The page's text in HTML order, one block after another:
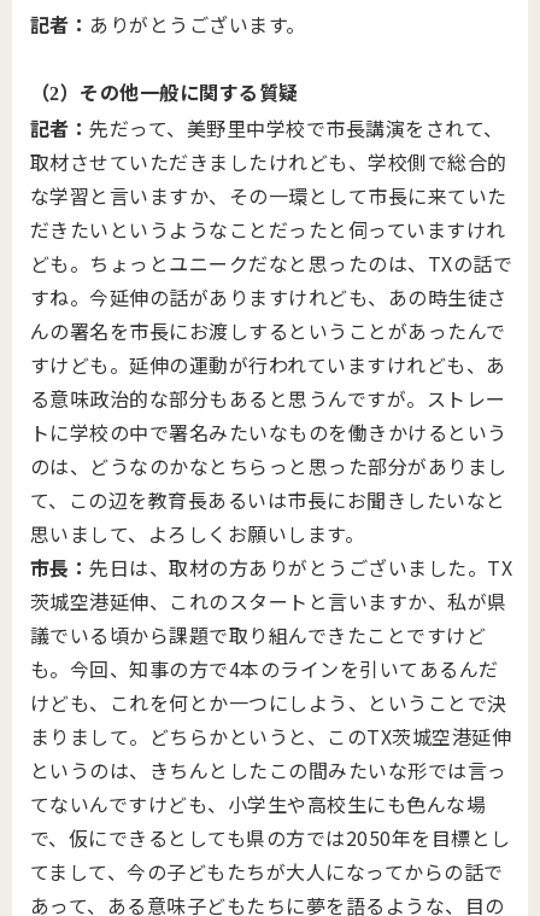
記者： ありがとうございます。
（2）その他一般に関する質疑
記者：先だって、美野里中学校で市長講演をされて、
取材させていただきましたけれども、学校側で総合的
な学習と言いますか、その一環として市長に来ていた
だきたいというようなことだったと伺っていますけれ
ども。ちょっとユニークだなと思ったのは、TXの話で
すね。今延伸の話がありますけれども、あの時生徒さ
んの署名を市長にお渡しするということがあったんで
すけども。延伸の運動が行われていますけれども、あ
る意味政治的な部分もあると思うんですが。ストレー
トに学校の中で署名みたいなものを働きかけるという
のは、どうなのかなとちらっと思った部分がありまし
て、この辺を教育長あるいは市長にお聞きしたいなと
思いまして、よろしくお願いします。
市長：先日は、取材の方ありがとうございました。TX
茨城空港延伸、これのスタートと言いますか、私が県
議でいる頃から課題で取り組んできたことですけど
も。今回、知事の方で4本のラインを引いてあるんだ
けども、これを何とか一つにしよう、ということで決
まりまして。どちらかというと、このTX茨城空港延伸
というのは、きちんとしたこの間みたいな形では言っ
てないんですけども、小学生や高校生にも色んな場
で、仮にできるとしても県の方では2050年を目標とし
てまして、今の子どもたちが大人になってからの話で
あって、ある意味子どもたちに夢を語るような、目の